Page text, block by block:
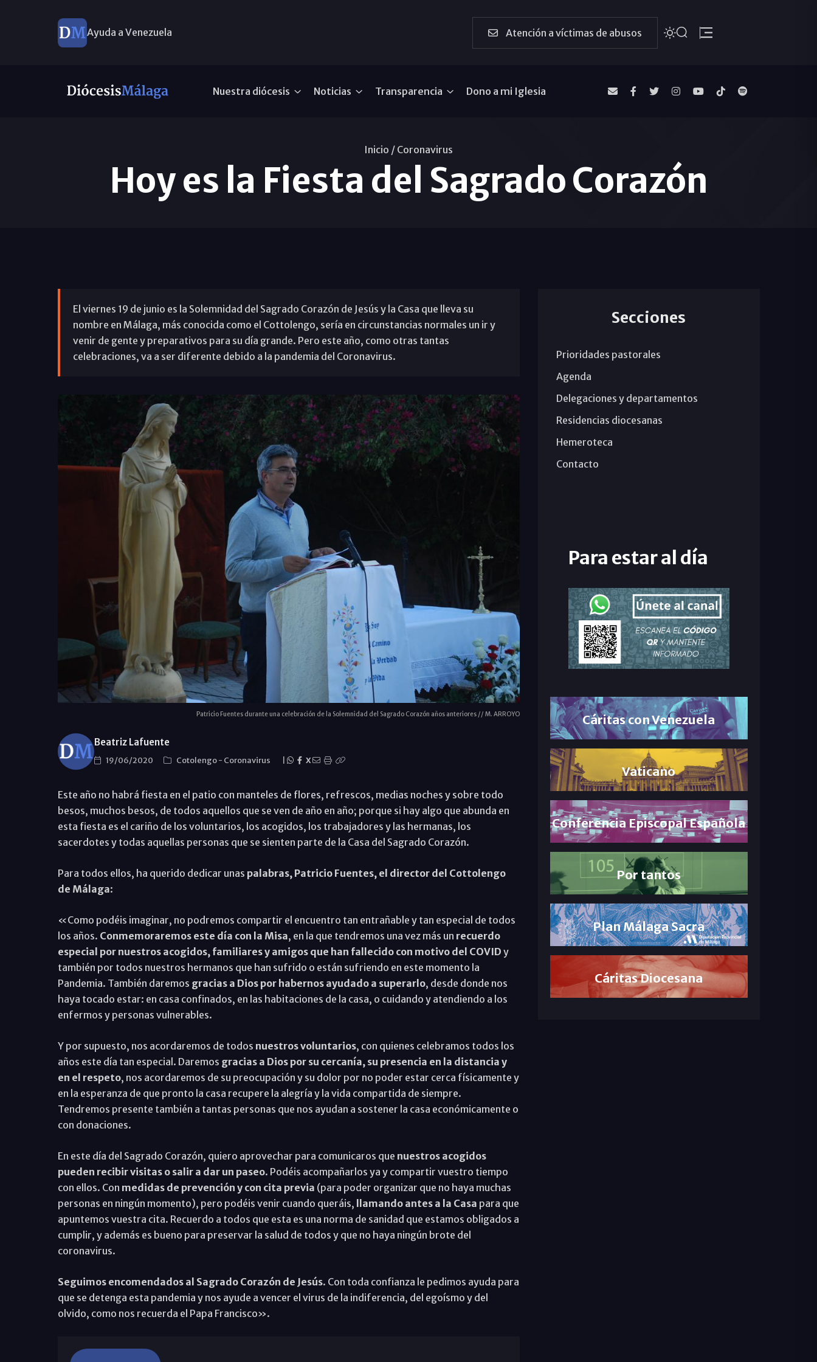
Ayuda a Venezuela Atención a víctimas de abusos
Nuestra diócesis Noticias Transparencia Dono a mi Iglesia
Inicio / Coronavirus
Hoy es la Fiesta del Sagrado Corazón
El viernes 19 de junio es la Solemnidad del Sagrado Corazón de Jesús y la Casa que lleva su
nombre en Málaga, más conocida como el Cottolengo, sería en circunstancias normales un ir y
venir de gente y preparativos para su día grande. Pero este año, como otras tantas
celebraciones, va a ser diferente debido a la pandemia del Coronavirus.
Patricio Fuentes durante una celebración de la Solemnidad del Sagrado Corazón años anteriores // M. ARROYO
Beatriz Lafuente
19/06/2020 Cotolengo- Coronavirus X
Este año no habrá fiesta en el patio con manteles de flores, refrescos, medias noches y sobre todo
besos, muchos besos, de todos aquellos que se ven de año en año; porque si hay algo que abunda en
esta fiesta es el cariño de los voluntarios, los acogidos, los trabajadores y las hermanas, los
sacerdotes y todas aquellas personas que se sienten parte de la Casa del Sagrado Corazón.
Para todos ellos, ha querido dedicar unas palabras, Patricio Fuentes, el director del Cottolengo
de Málaga:
«Como podéis imaginar, no podremos compartir el encuentro tan entrañable y tan especial de todos
los años. Conmemoraremos este día con la Misa, en la que tendremos una vez más un recuerdo
especial por nuestros acogidos, familiares y amigos que han fallecido con motivo del COVID y
también por todos nuestros hermanos que han sufrido o están sufriendo en este momento la
Pandemia. También daremos gracias a Dios por habernos ayudado a superarlo, desde donde nos
haya tocado estar: en casa confinados, en las habitaciones de la casa, o cuidando y atendiendo a los
enfermos y personas vulnerables.
Y por supuesto, nos acordaremos de todos nuestros voluntarios, con quienes celebramos todos los
años este día tan especial. Daremos gracias a Dios por su cercanía, su presencia en la distancia y
en el respeto, nos acordaremos de su preocupación y su dolor por no poder estar cerca físicamente y
en la esperanza de que pronto la casa recupere la alegría y la vida compartida de siempre.
Tendremos presente también a tantas personas que nos ayudan a sostener la casa económicamente o
con donaciones.
En este día del Sagrado Corazón, quiero aprovechar para comunicaros que nuestros acogidos
pueden recibir visitas o salir a dar un paseo. Podéis acompañarlos ya y compartir vuestro tiempo
con ellos. Con medidas de prevención y con cita previa (para poder organizar que no haya muchas
personas en ningún momento), pero podéis venir cuando queráis, llamando antes a la Casa para que
apuntemos vuestra cita. Recuerdo a todos que esta es una norma de sanidad que estamos obligados a
cumplir, y además es bueno para preservar la salud de todos y que no haya ningún brote del
coronavirus.
Seguimos encomendados al Sagrado Corazón de Jesús. Con toda confianza le pedimos ayuda para
que se detenga esta pandemia y nos ayude a vencer el virus de la indiferencia, del egoísmo y del
olvido, como nos recuerda el Papa Francisco».
Secciones
Prioridades pastorales
Agenda
Delegaciones y departamentos
Residencias diocesanas
Hemeroteca
Contacto
Para estar al día
Cáritas con Venezuela
Vaticano
Conferencia Episcopal Española
Por tantos
Plan Málaga Sacra
Cáritas Diocesana